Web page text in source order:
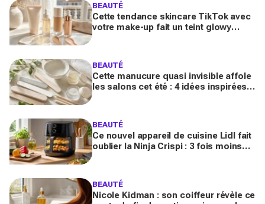
BEAUTÉ
Cette tendance skincare TikTok avec
votre make-up fait un teint glowy
BEAUTÉ
Cette manucure quasi invisible affole
les salons cet été : 4 idées inspirées
BEAUTÉ
Ce nouvel appareil de cuisine Lidl fait
oublier la Ninja Crispi : 3 fois moins
BEAUTÉ
Nicole Kidman : son coiffeur révèle ce